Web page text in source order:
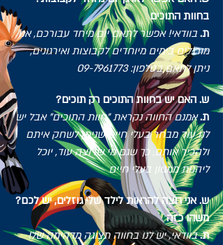
בחוות התוכים
ת. בוודאי! אפשר לתאם יום מיחד עבורכם, אנו
מורגלים בימים מיוחדים לקבוצות ואירגונים,
ניתן לתאם בטלפון:09-7961773
?ש. האם יש בחוות התוכים רק תוכים
ת.אמנם החווה נקראת "חוות התוכים" אבל יש
לנו עוד מבחר בעלי חיים שניתן לשחק איתם
ולהכיר אותם, כך שגם מי שרוצה עוד, יוכל
ליהנות ממגוון בעלי חיים
?ש. אני רוצה להראות לילד שלי גוזלים, יש לכם
משהו כזה
!
ת.בוודאי, יש לנו בחווה תצוגה מדהימה של